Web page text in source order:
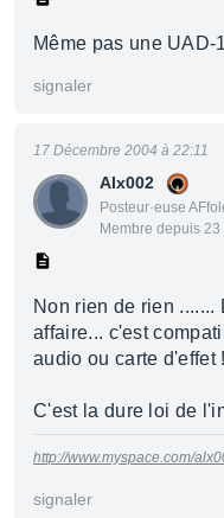
Même pas une
signaler
Alx002
Posteur·euse
Membre depuis 23
17 Décembre 2004 à 22:11
Non rien de rien .......
affaire... c'est
audio ou carte d'effet
C'est la dure loi de
http://www.myspace.com/
signaler